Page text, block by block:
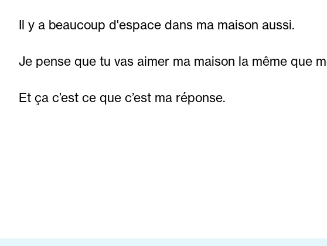
Il y a beaucoup d'espace dans ma maison aussi.
Je pense que tu vas aimer ma maison la même que
Et ça c’est ce que c’est ma réponse.